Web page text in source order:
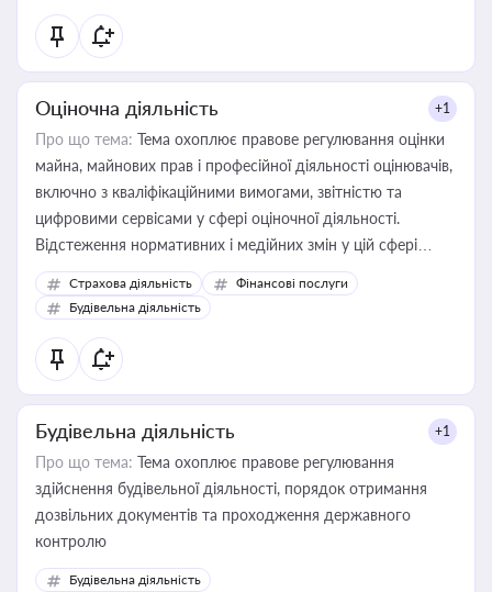
Оціночна діяльність +1
Про що тема: Тема охоплює правове регулювання оцінки
майна, майнових прав і професійної діяльності оцінювачів,
включно з кваліфікаційними вимогами, звітністю та
цифровими сервісами у сфері оціночної діяльності.
Відстеження нормативних і медійних змін у цій сфері
корисне для власника бізнесу, керівника, юриста або
бухгалтера під час оподаткування, приватизації, оренди
державного майна, корпоративних угод і перевірки
статусу суб'єктів оціночної діяльності
Страхова діяльність
Фінансові послуги
Будівельна діяльність
Будівельна діяльність +1
Про що тема: Тема охоплює правове регулювання
здійснення будівельної діяльності, порядок отримання
дозвільних документів та проходження державного
контролю
Будівельна діяльність